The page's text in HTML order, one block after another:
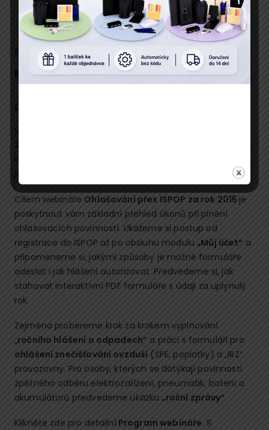
Program
Přednáší
Místo konání
Cílem webináře Ohlašování přes ISPOP za rok 2015 je
poskytnout vám základní přehled úkonů při plnění
ohlašovacích povinností. Ukážeme si postup od
registrace do ISPOP až po obsluhu modulu„Můj účet“ a
připomeneme si, jakými způsoby je možné formuláře
odeslat i jak hlášení autorizovat. Předvedeme si, jak
stahovat interaktivní PDF formuláře s údaji za uplynulý
rok.
Zejména probereme krok za krokem vyplňování
„ročního hlášení o odpadech“ a práci s formuláři pro
ohlášení znečišťování ovzduší (SPE, poplatky) a „IRZ“
provozovny. Pro osoby, kterých se dotýkají povinnosti
zpětného odběru elektrozařízení, pneumatik, baterií a
akumulátorů předvedeme ukázku„roční zprávy“.
Klikněte zde pro detailní Program webináře. S